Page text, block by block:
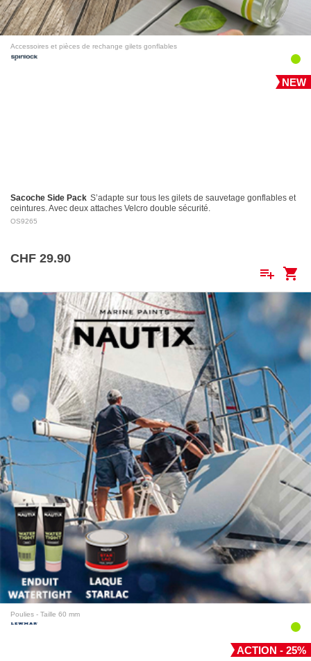
Accessoires et pièces de rechange gilets gonflables
NEW
Sacoche Side Pack S’adapte sur tous les gilets de sauvetage gonflables et
ceintures. Avec deux attaches Velcro double sécurité.
OS9265
CHF 29.90
playlist_add shopping_cart
Poulies - Taille 60 mm
ACTION - 25%